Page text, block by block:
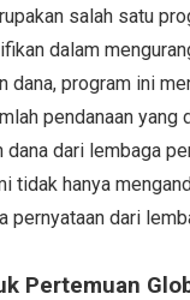
salah satu
dalam
dana, program ini
pendanaan
dana dari lembaga
tidak hanya
pernyataan dari
Pertemuan